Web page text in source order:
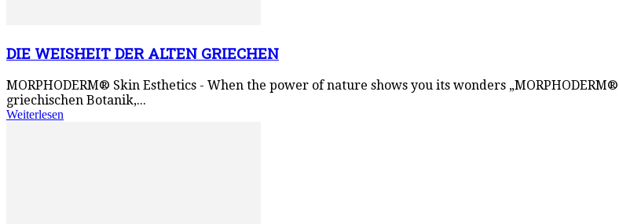
DIE WEISHEIT DER ALTEN GRIECHEN
MORPHODERM® Skin Esthetics - When the power of nature shows you its wonders
griechischen Botanik,...
Weiterlesen